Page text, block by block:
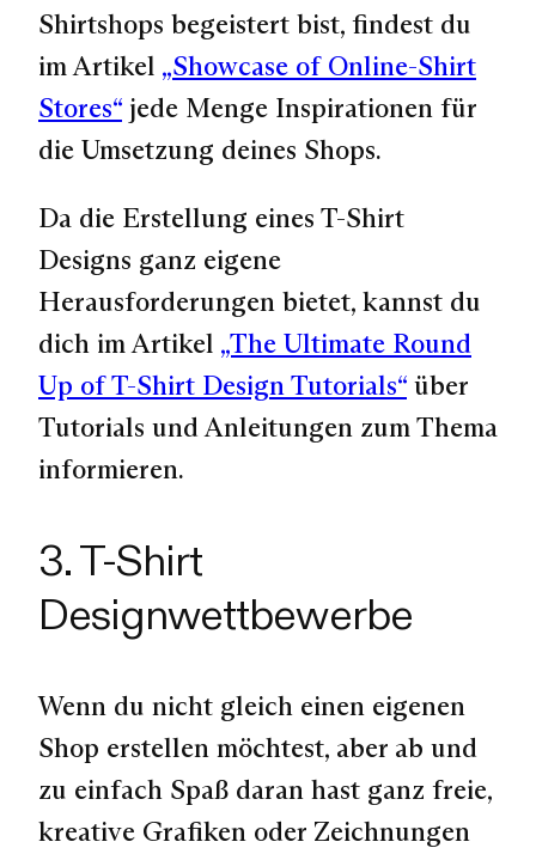
Shirtshops begeistert bist, findest du
im Artikel „Showcase of Online-Shirt
Stores“ jede Menge Inspirationen für
die Umsetzung deines Shops.
Da die Erstellung eines T-Shirt
Designs ganz eigene
Herausforderungen bietet, kannst du
dich im Artikel „The Ultimate Round
Up of T-Shirt Design Tutorials“ über
Tutorials und Anleitungen zum Thema
informieren.
3. T-Shirt
Designwettbewerbe
Wenn du nicht gleich einen eigenen
Shop erstellen möchtest, aber ab und
zu einfach Spaß daran hast ganz freie,
kreative Grafiken oder Zeichnungen